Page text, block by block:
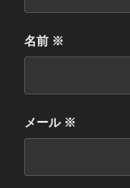
名前 ※
メール ※